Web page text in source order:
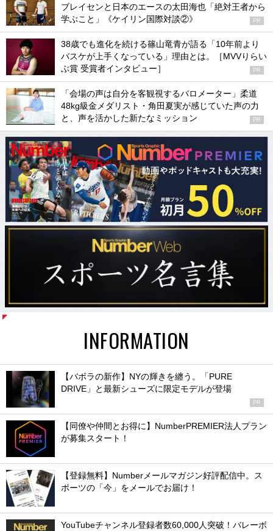
ブレイセンと日本のエースの太田海也「絶対王者から
学ぶこと」《ケイリン国際対談②》
PR
38歳でも進化を続ける篠山竜青が語る「10年前より
バスケが上手くなっている」理由とは。［MVVりらい
ぶ賞 受賞者インタビュー］
PR
「会場の声は自分を客観視するバロメーター」柔道
48kg級金メダリスト・角田夏実が感じていた声の力
と、声を活かした新たなミッション
PR
INFORMATION
【バボラの新作】NYの輝きを纏う。「PURE
DRIVE」と最新シューズに限定モデルが登場
PR
【同僚や仲間とお得に】NumberPREMIER法人プラン
が募集スタート！
【登録無料】Numberメールマガジン好評配信中。ス
ポーツの「今」をメールでお届け！
YouTubeチャンネル登録者数60,000人突破！バレーボ